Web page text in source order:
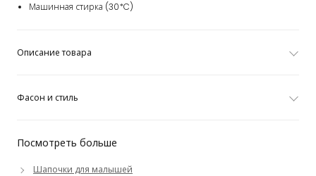
Посмотреть больше
Шапочки для малышей
Машинная стирка (30*C)
Описание товара
Фасон и стиль